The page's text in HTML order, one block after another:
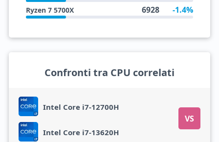
Ryzen 7 5700X 6928 -1.4%
Confronti tra CPU correlati
Intel Core i7-12700H
VS
Intel Core i7-13620H